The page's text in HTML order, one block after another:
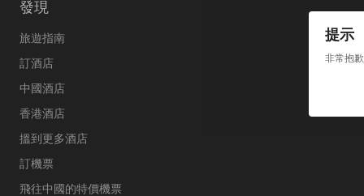
提示
非常抱
發現
旅遊指南
訂酒店
中國酒店
香港酒店
搵到更多酒店
訂機票
飛往中國的特價機票